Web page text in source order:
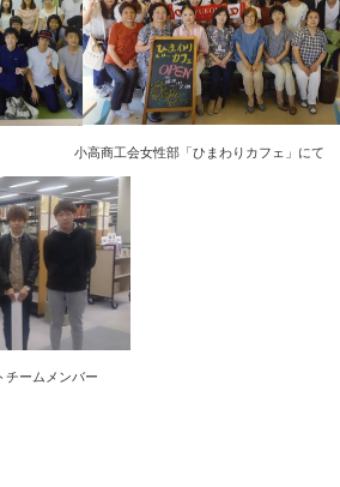
小高商工会女性部「ひまわりカフェ」にて
ームメンバー